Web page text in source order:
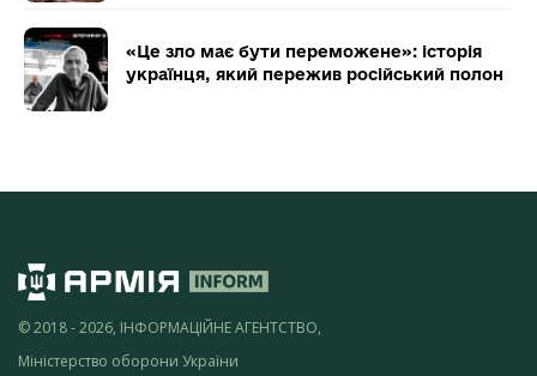
«Це зло має бути переможене»: історія
українця, який пережив російський полон
© 2018 - 2026, ІНФОРМАЦІЙНЕ АГЕНТСТВО,
Міністерство оборони України